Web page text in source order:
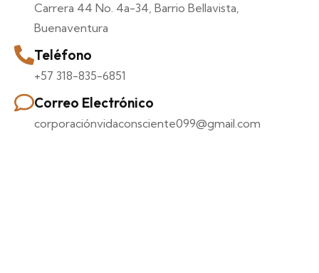
Carrera 44 No. 4a-34, Barrio Bellavista,
Buenaventura
Teléfono
+57 318-835-6851
Correo Electrónico
corporaciónvidaconsciente099@gmail.com